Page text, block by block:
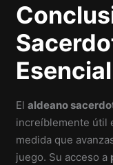
Elaldeano
increíblemente útil
medida que
juego. Su acceso a